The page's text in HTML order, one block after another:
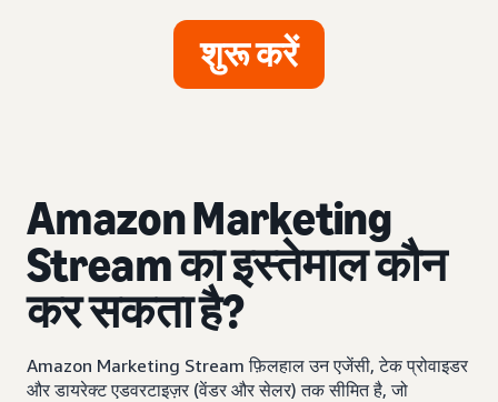
शुरू करें
Amazon Marketing
Stream का इस्तेमाल कौन
कर सकता है?
Amazon Marketing Stream फ़िलहाल उन एजेंसी, टेक प्रोवाइडर
और डायरेक्ट एडवरटाइज़र (वेंडर और सेलर) तक सीमित है, जो